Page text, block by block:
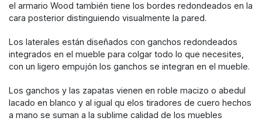
el armario Wood también tiene los bordes redondeados en la
cara posterior distinguiendo visualmente la pared.
Los laterales están diseñados con ganchos redondeados
integrados en el mueble para colgar todo lo que necesites,
con un ligero empujón los ganchos se integran en el mueble.
Los ganchos y las zapatas vienen en roble macizo o abedul
lacado en blanco y al igual qu elos tiradores de cuero hechos
a mano se suman a la sublime calidad de los muebles